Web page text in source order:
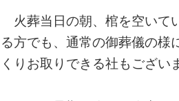
火葬当日の朝、棺を空いて
る方でも、通常の御葬儀の様
くりお取りできる社もござい